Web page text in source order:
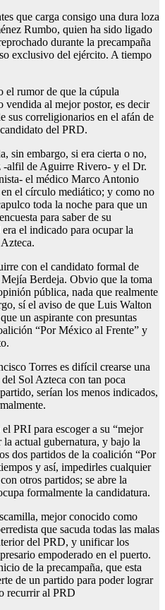
que carga consigo una dura loza
Rumbo, quien ha sido ligado
durante la precampaña
exclusivo del ejército. A tiempo
el rumor de que la cúpula
vendida al mejor postor, es decir
sus correligionarios en el afán de
del PRD.
sin embargo, si era cierta o no,
-alfil de Aguirre Rivero- y el Dr.
el médico Marco Antonio
el círculo mediático; y como no
toda la noche para que un
para saber de su
el indicado para ocupar la
con el candidato formal de
Berdeja. Obvio que la toma
pública, nada que realmente
sí el aviso de que Luis Walton
un aspirante con presuntas
“Por México al Frente” y
Torres es difícil crearse una
Sol Azteca con tan poca
serían los menos indicados,
PRI para escoger a su “mejor
actual gubernatura, y bajo la
dos partidos de la coalición “Por
y así, impedirles cualquier
otros partidos; se abre la
formalmente la candidatura.
mejor conocido como
que sacuda todas las malas
del PRD, y unificar los
empoderado en el puerto.
de la precampaña, que esta
de un partido para poder lograr
recurrir al PRD